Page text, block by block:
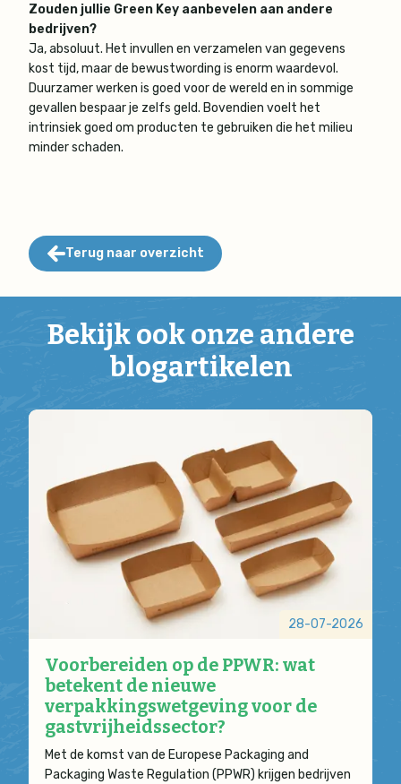
Zouden jullie Green Key aanbevelen aan andere
bedrijven?
Ja, absoluut. Het invullen en verzamelen van gegevens
kost tijd, maar de bewustwording is enorm waardevol.
Duurzamer werken is goed voor de wereld en in sommige
gevallen bespaar je zelfs geld. Bovendien voelt het
intrinsiek goed om producten te gebruiken die het milieu
minder schaden.
Terug naar overzicht
Bekijk ook onze andere
blogartikelen
28-07-2026
Voorbereiden op de PPWR: wat
betekent de nieuwe
verpakkingswetgeving voor de
gastvrijheidssector?
Met de komst van de Europese Packaging and
Packaging Waste Regulation (PPWR) krijgen bedrijven